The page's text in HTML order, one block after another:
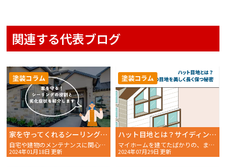
関連する代表ブログ
家を守ってくれるシーリングの劣化症状とは？役割も併せて解説！
自宅や建物のメンテナンスに関心を持つ方々にとって、シーリ
2024年01月18日 更新
塗装コラム
ハット目地とは？サイディングの目地を美しく、そして長く保つための秘密
マイホームを建てたばかりの、またはこれから建てる予定のある
2024年07月29日 更新
塗装コラム